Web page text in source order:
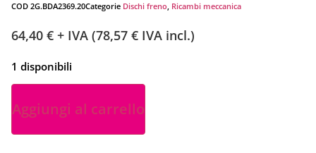
COD 2G.BDA2369.20Categorie Dischi freno, Ricambi meccanica
64,40 € + IVA (78,57 € IVA incl.)
1 disponibili
Aggiungi al carrello